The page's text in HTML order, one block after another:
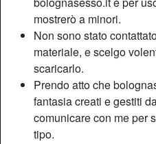
mostrerò a minori.
Non sono stato
materiale, e scelgo
scaricarlo.
Prendo atto che
fantasia creati e gestiti
comunicare con me per
tipo.
Paese:
Provincia:
Sesso:
Sessualità:
Relazione:
Colore dei capelli:
Colore degli occhi: